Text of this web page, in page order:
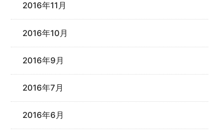
2016年11月
2016年10月
2016年9月
2016年7月
2016年6月